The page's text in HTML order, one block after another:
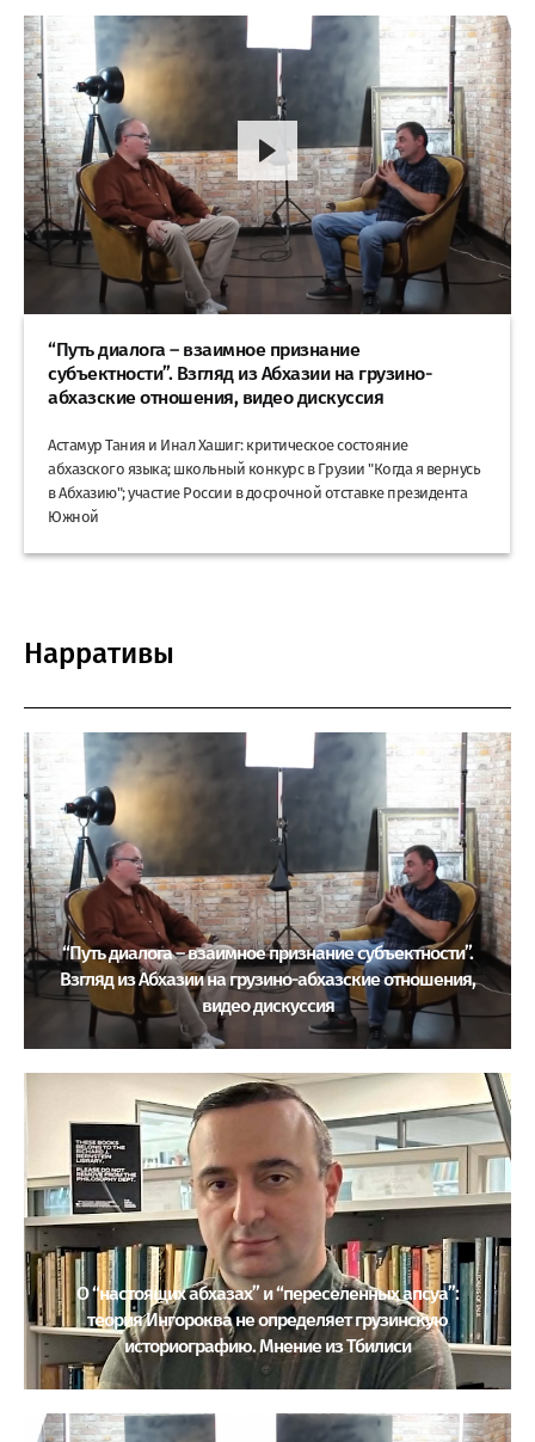
“Путь диалога – взаимное признание
субъектности”. Взгляд из Абхазии на грузино-
абхазские отношения, видео дискуссия
Астамур Тания и Инал Хашиг: критическое состояние
абхазского языка; школьный конкурс в Грузии "Когда я вернусь
в Абхазию"; участие России в досрочной отставке президента
Южной
Нарративы
“Путь диалога – взаимное признание субъектности”.
Взгляд из Абхазии на грузино-абхазские отношения,
видео дискуссия
О “настоящих абхазах” и “переселенных апсуа”:
теория Ингороква не определяет грузинскую
историографию. Мнение из Тбилиси